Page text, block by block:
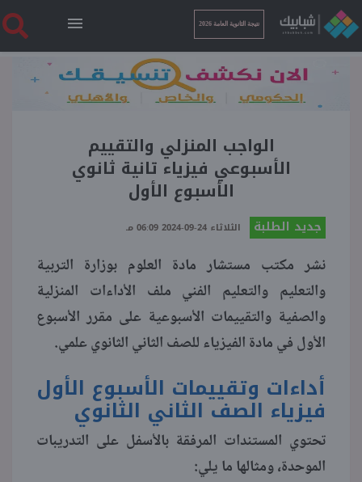
نتيجة الثانوية العامة 2026
الرئيسية
نتيجة الثانوية العامة 2026
أخبار ساخنة
بوابة الطلبة
ملفات
منوعات
الواجب المنزلي والتقييم
الأسبوعي فيزياء تانية ثانوي
الأسبوع الأول
جديد الطلبة الثلاثاء 24-09-2024 06:09 مـ
نشر مكتب مستشار مادة العلوم بوزارة التربية
والتعليم والتعليم الفني ملف الأداءات المنزلية
والصفية والتقييمات الأسبوعية على مقرر الأسبوع
الأول في مادة الفيزياء للصف الثاني الثانوي علمي.
أداءات وتقييمات الأسبوع الأول
فيزياء الصف الثاني الثانوي
تحتوي المستندات المرفقة بالأسفل على التدريبات
الموحدة، ومثالها ما يلي: